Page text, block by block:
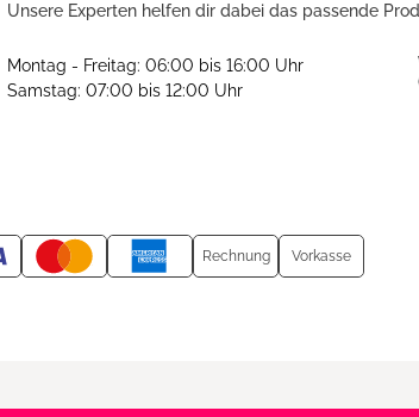
Unsere Experten helfen dir dabei das passende
Montag - Freitag: 06:00 bis 16:00 Uhr
Samstag: 07:00 bis 12:00 Uhr
Rechnung Vorkasse